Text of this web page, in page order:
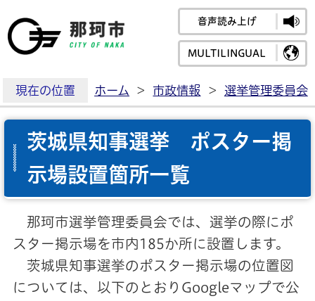
那珂市公式ホームペ
音声読み上げ
MULTILINGUAL
現在の位置 ホーム > 市政情報 > 選挙管理委員会
茨城県知事選挙 ポスター掲
示場設置箇所一覧
那珂市選挙管理委員会では、選挙の際にポ
スター掲示場を市内185か所に設置します。
茨城県知事選挙のポスター掲示場の位置図
については、以下のとおりGoogleマップで公